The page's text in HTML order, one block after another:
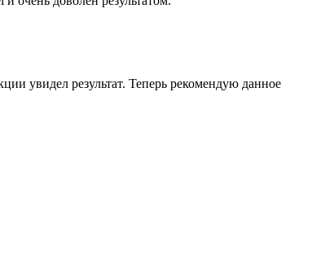
увидел результат. Теперь рекомендую данное